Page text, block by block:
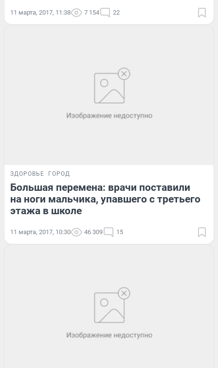
11 марта, 2017, 11:38 7 154 22
ЗДОРОВЬЕ ГОРОД
Большая перемена: врачи поставили
на ноги мальчика, упавшего с третьего
этажа в школе
11 марта, 2017, 10:30 46 309 15